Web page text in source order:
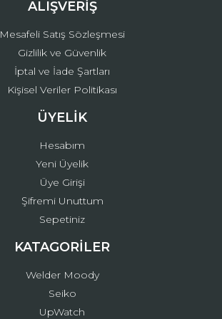
ALIŞVERİŞ
Mesafeli Satış Sözleşmesi
Gizlilik ve Güvenlik
İptal ve İade Şartları
Kişisel Veriler Politikası
ÜYELİK
Hesabım
Yeni Üyelik
Üye Girişi
Şifremi Unuttum
Sepetiniz
KATAGORİLER
Welder Moody
Seiko
UpWatch